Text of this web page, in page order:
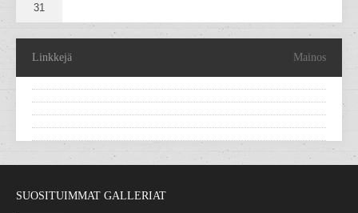
31
Linkkejä Mainos
SUOSITUIMMAT GALLERIAT